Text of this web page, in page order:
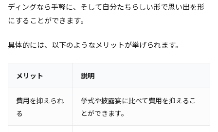
ディングなら手軽に、そして自分たちらしい形で思い出を形
にすることができます。
具体的には、以下のようなメリットが挙げられます。
メリット 説明
費用を抑えられ
る
挙式や披露宴に比べて費用を抑えるこ
とができます。